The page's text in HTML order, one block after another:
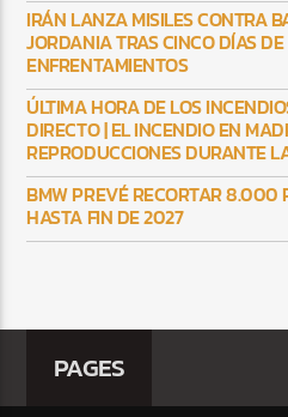
IRÁN LANZA MISILES CONTRA
JORDANIA TRAS CINCO DÍAS
ENFRENTAMIENTOS
ÚLTIMA HORA DE LOS
DIRECTO | EL INCENDIO EN
REPRODUCCIONES DURANTE
BMW PREVÉ RECORTAR 8.000
HASTA FIN DE 2027
PAGES